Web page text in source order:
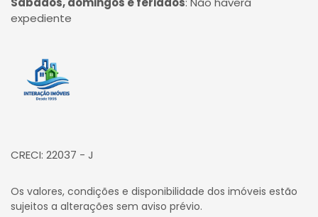
expediente
Página inicial
CRECI: 22037 - J
Os valores, condições e disponibilidade dos imóveis estão
sujeitos a alterações sem aviso prévio.